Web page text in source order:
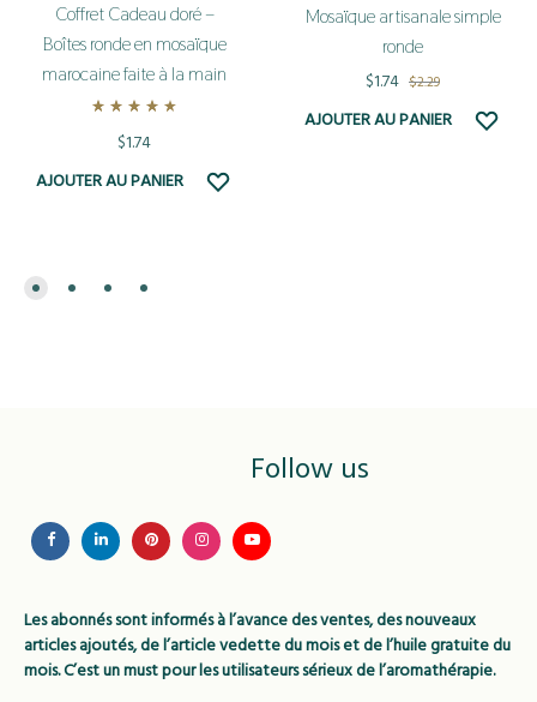
Coffret Cadeau doré –
Boîtes ronde en mosaïque
marocaine faite à la main
$1.74
AJOUTER AU PANIER
Mosaïque artisanale simple
ronde
$1.74 $2.29
AJOUTER AU PANIER
Follow us
Les abonnés sont informés à l’avance des ventes, des nouveaux
articles ajoutés, de l’article vedette du mois et de l’huile gratuite du
mois. C’est un must pour les utilisateurs sérieux de l’aromathérapie.